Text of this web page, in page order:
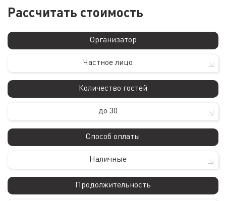
Рассчитать стоимость
Организатор
Частное лицо
Количество гостей
до 30
Способ оплаты
Наличные
Продолжительность